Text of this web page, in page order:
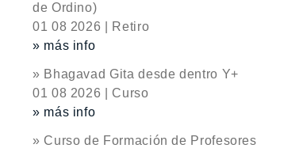
de Ordino)
01 08 2026 | Retiro
» más info
» Bhagavad Gita desde dentro Y+
01 08 2026 | Curso
» más info
» Curso de Formación de Profesores